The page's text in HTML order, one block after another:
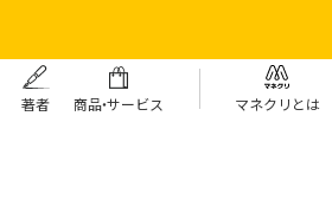
著者 商品・サービス マネクリとは